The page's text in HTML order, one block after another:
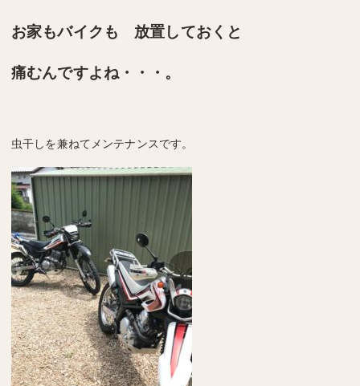
お家もバイクも 放置しておくと
痛むんですよね・・・。
虫干しを兼ねてメンテナンスです。